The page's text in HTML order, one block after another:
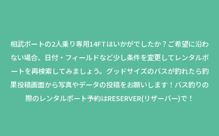
相武ボートの2人乗り専用14FTはいかがでしたか？ ご希望に沿わ
ない場合、日付・フィールドなど少し条件を変更してレンタルボ
ートを再検索してみましょう。 グッドサイズのバスが釣れたら釣
果投稿画面から写真やデータの投稿をお願いします！バス釣りの
際のレンタルボート予約はRESERVER(リザーバー)で！